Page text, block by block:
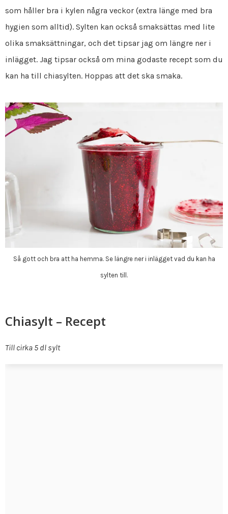
som håller bra i kylen några veckor (extra länge med bra
hygien som alltid). Sylten kan också smaksättas med lite
olika smaksättningar, och det tipsar jag om längre ner i
inlägget. Jag tipsar också om mina godaste recept som du
kan ha till chiasylten. Hoppas att det ska smaka.
Så gott och bra att ha hemma. Se längre ner i inlägget vad du kan ha
sylten till.
Chiasylt – Recept
Till cirka 5 dl sylt